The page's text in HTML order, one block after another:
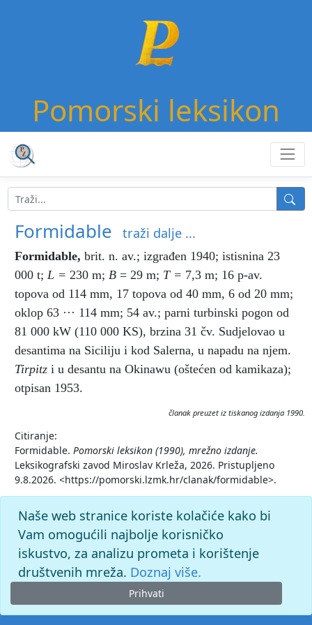
Pomorski leksikon
Formidable traži dalje ...
Formidable, brit. n. av.; izgrađen 1940; istisnina 23
000 t; L = 230 m; Β = 29 m; Τ = 7,3 m; 16 p-av.
topova od 114 mm, 17 topova od 40 mm, 6 od 20 mm;
oklop 63 ··· 114 mm; 54 av.; parni turbinski pogon od
81 000 kW (110 000 KS), brzina 31 čv. Sudjelovao u
desantima na Siciliju i kod Salerna, u napadu na njem.
Tirpitz i u desantu na Okinawu (oštećen od kamikaza);
otpisan 1953.
članak preuzet iz tiskanog izdanja 1990.
Citiranje:
Formidable. Pomorski leksikon (1990), mrežno izdanje.
Leksikografski zavod Miroslav Krleža, 2026. Pristupljeno
9.8.2026. <https://pomorski.lzmk.hr/clanak/formidable>.
Naše web stranice koriste kolačiće kako bi
Vam omogućili najbolje korisničko
iskustvo, za analizu prometa i korištenje
društvenih mreža. Doznaj više.
Prihvati
© 2026. -Leksikografski zavodMiroslav Krleža